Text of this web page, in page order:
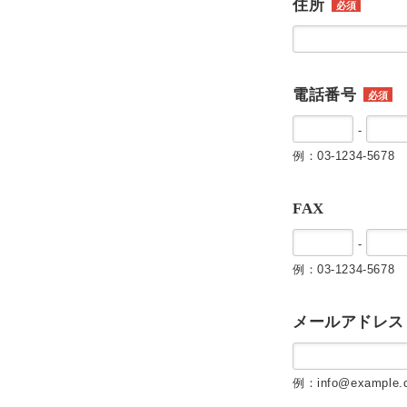
住所 必須
電話番号 必須
-
例：03-1234-5678
FAX
-
例：03-1234-5678
メールアドレス
例：